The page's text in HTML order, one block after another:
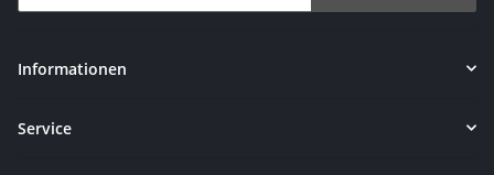
Informationen
Service